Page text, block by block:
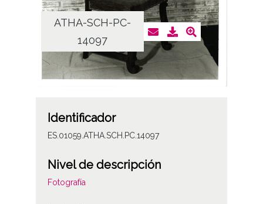
ATHA-SCH-PC-
14097
Identificador
ES.01059.ATHA.SCH.PC.14097
Nivel de descripción
Fotografía